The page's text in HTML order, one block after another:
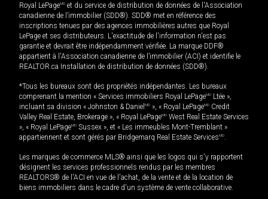
Royal LePageMD et du service de distribution de données de l'Association
canadienne de l’immobilier (SDD®). SDD® met en référence des
inscriptions tenues par des agences immobilières autres que Royal
LePage et ses distributeurs. L'exactitude de l'information n'est pas
garantie et devrait être indépendamment vérifiée. La marque DDF®
appartient à l'Association canadienne de l’immobilier (ACI) et identifie le
REALTOR.ca Installation de distribution de données (SDD®).
*Tous les bureaux sont des propriétés indépendantes. Les bureaux
comprenant la mention « Services immobiliers Royal LePageMD Ltée »,
incluant sa division « Johnston & Daniel MD », « Royal LePageMD Credit
Valley Real Estate, Brokerage », « Royal LePageMD West Real Estate Services
», « Royal LePageMD Sussex », et « Les immeubles Mont-Tremblant »
appartiennent et sont gérés par Bridgemarq Real Estate ServicesMD.
Les marques de commerce MLS® ainsi que les logos qui s'y rapportent
désignent les services professionnels rendus par les membres
REALTORS® de l'ACI en vue de l'achat, de la vente et de la location de
biens immobiliers dans le cadre d'un système de vente collaborative.